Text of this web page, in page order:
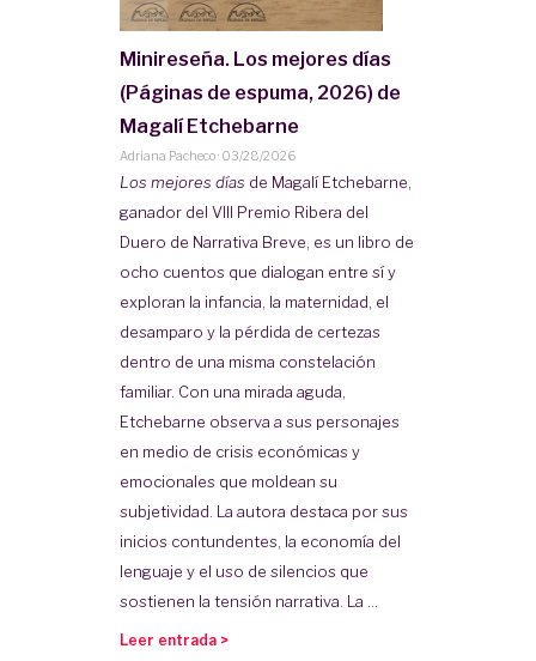
Minireseña. Los mejores días
(Páginas de espuma, 2026) de
Magalí Etchebarne
Adriana Pacheco· 03/28/2026
Los mejores días de Magalí Etchebarne
ganador del VIII Premio Ribera del
Duero de Narrativa Breve, es un libro de
ocho cuentos que dialogan entre sí y
exploran la infancia, la maternidad, el
desamparo y la pérdida de certezas
dentro de una misma constelación
familiar. Con una mirada aguda,
Etchebarne observa a sus personajes
en medio de crisis económicas y
emocionales que moldean su
subjetividad. La autora destaca por sus
inicios contundentes, la economía del
lenguaje y el uso de silencios que
sostienen la tensión narrativa. La ...
Leer entrada >